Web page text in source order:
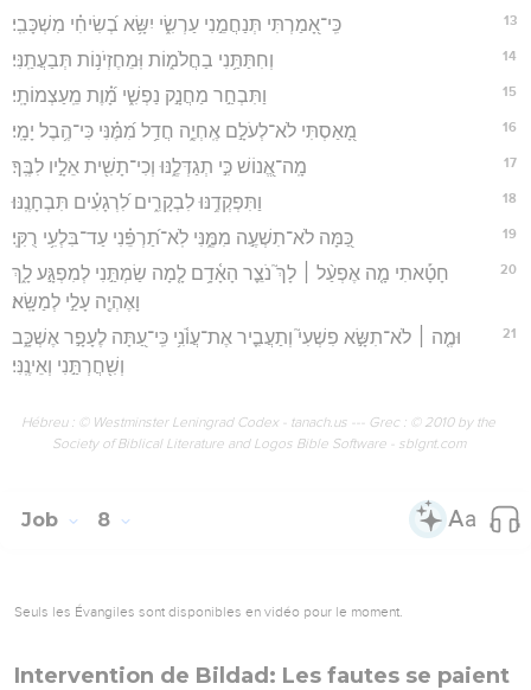
13 כִּֽי־אָ֭מַרְתִּי תְּנַחֲמֵ֣נִי עַרְשִׂ֑י יִשָּׂ֥א בְ֝שִׂיחִ֗י מִשְׁכָּבִֽי׃
14 וְחִתַּתַּ֥נִי בַחֲלֹמ֑וֹת וּֽמֵחֶזְיֹנ֥וֹת תְּבַעֲתַֽנִּי׃
15 וַתִּבְחַ֣ר מַחֲנָ֣ק נַפְשִׁ֑י מָ֝֗וֶת מֵֽעַצְמוֹתָֽי׃
16 מָ֭אַסְתִּי לֹא־לְעֹלָ֣ם אֶֽחְיֶ֑ה חֲדַ֥ל מִ֝מֶּ֗נִּי כִּי־הֶ֥בֶל יָמָֽי׃
17 מָֽה־אֱ֭נוֹשׁ כִּ֣י תְגַדְּלֶ֑נּוּ וְכִי־תָשִׁ֖ית אֵלָ֣יו לִבֶּֽךָ׃
18 וַתִּפְקְדֶ֥נּוּ לִבְקָרִ֑ים לִ֝רְגָעִ֗ים תִּבְחָנֶֽנּוּ׃
19 כַּ֭מָּה לֹא־תִשְׁעֶ֣ה מִמֶּ֑נִּי לֹֽא־תַ֝רְפֵּ֗נִי עַד־בִּלְעִ֥י רֻקִּֽי׃
20
חָטָ֡אתִי מָ֤ה אֶפְעַ֨ל ׀ לָךְ֮ נֹצֵ֪ר הָאָ֫דָ֥ם לָ֤מָה שַׂמְתַּ֣נִי לְמִפְגָּ֣ע לָ֑ךְ
וָאֶהְיֶ֖ה עָלַ֣י לְמַשָּֽׂא׃
21
וּמֶ֤ה ׀ לֹא־תִשָּׂ֣א פִשְׁעִי֮ וְתַעֲבִ֪יר אֶת־עֲוֺ֫נִ֥י כִּֽי־עַ֭תָּה לֶעָפָ֣ר אֶשְׁכָּ֑ב
וְשִׁ֖חֲרְתַּ֣נִי וְאֵינֶֽנִּי׃
Hébreu : © Westminster Leningrad Codex - tanach.us --- Grec : © 2010 by the
Society of Biblical Literature and Logos Bible Software - sblgnt.com
Job 8
Seuls les Évangiles sont disponibles en vidéo pour le moment.
Intervention de Bildad: Les fautes se paient